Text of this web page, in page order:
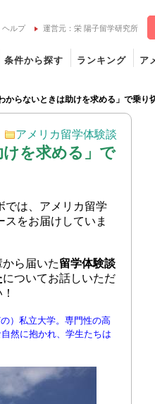
ヘルプ 運営元：栄 陽子留学研究所
条件から探す ランキング ア
らないときは助けを求める」で乗り
アメリカ留学体験談
を求める」で
では、アメリカ留学
をお届けしていま
ら届いた留学体験談
についてお話しいただ
）私立大学。専門性の高
然に抱かれ、学生たちは